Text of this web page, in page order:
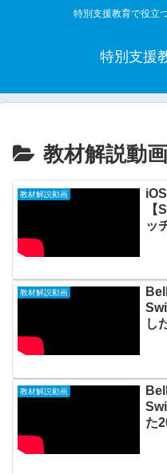
特別支援教育で役立
特別支援
教材解説動画
教材解説動画
ッ
教材解説動画
し
教材解説動画
た